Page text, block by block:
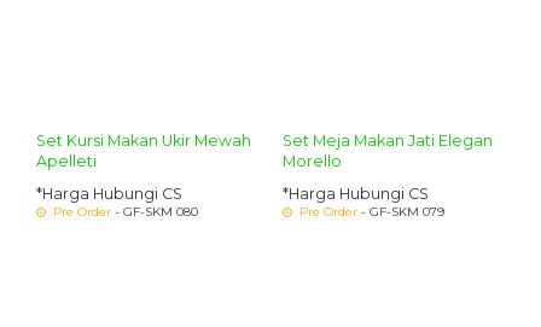
Set Kursi Makan Ukir Mewah
Apelleti
*Harga Hubungi CS
Pre Order - GF-SKM 080
Set Meja Makan Jati Elegan
Morello
*Harga Hubungi CS
Pre Order - GF-SKM 079